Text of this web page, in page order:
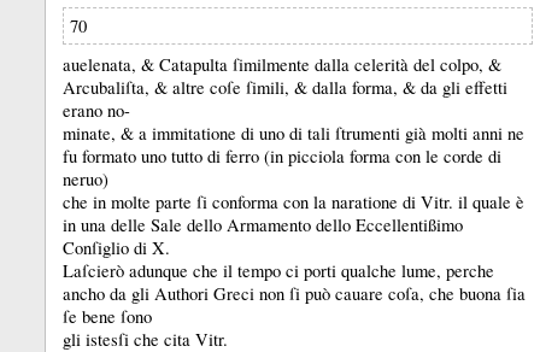
70
auelenata, & Catapulta ſimilmente dalla celerità del colpo, &
Arcubaliſta, & altre coſe ſimili, & dalla forma, & da gli effetti
erano no-
minate, & a immitatione di uno di tali ſtrumenti già molti anni ne
fu formato uno tutto di ferro (in picciola forma con le corde di
neruo)
che in molte parte ſi conforma con la naratione di Vitr. il quale è
in una delle Sale dello Armamento dello Eccellentißimo
Conſiglio di X.
Laſcierò adunque che il tempo ci porti qualche lume, perche
ancho da gli Authori Greci non ſi può cauare coſa, che buona ſia
ſe bene ſono
gli istesſi che cita Vitr.